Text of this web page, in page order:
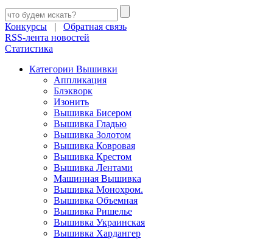
Конкурсы | Обратная связь
RSS-лента новостей
Статистика
Категории Вышивки
Аппликация
Блэкворк
Изонить
Вышивка Бисером
Вышивка Гладью
Вышивка Золотом
Вышивка Ковровая
Вышивка Крестом
Вышивка Лентами
Машинная Вышивка
Вышивка Монохром.
Вышивка Объемная
Вышивка Ришелье
Вышивка Украинская
Вышивка Хардангер